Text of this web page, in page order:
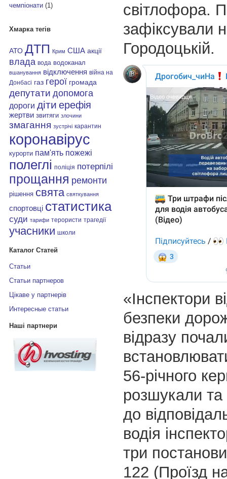
чемпіонати(1)
Хмарка тегів
АТО ДТП Крим США акції
влада вода водоканал
вшанування відключення війна на
Донбасі газ герої громада
депутати допомога
дороги діти ерефія
жертви звитяги злочини
змагання зустрічі карантин
коронавірус
курорти пам'ять пожежі
полеглі поліція потерпілі
прощання ремонти
рішення свята святкування
спортовці статистика
суди тарифи терористи трагедії
учасники школи
Каталог Статей
Статьи
Статьи партнеров
Цікаве у партнерів
Интересные статьи
Наші партнери
світлофора.
зафіксували
Городоцькій.
«Інспектори
безпеки
відразу
56-річного
розшукали та
до
водія
три
122 (Проїзд